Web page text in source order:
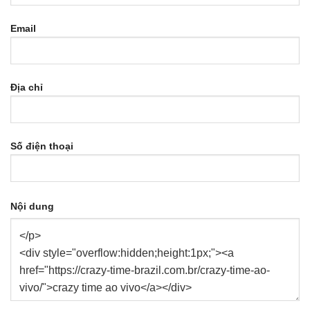
Email
Địa chỉ
Số điện thoại
Nội dung